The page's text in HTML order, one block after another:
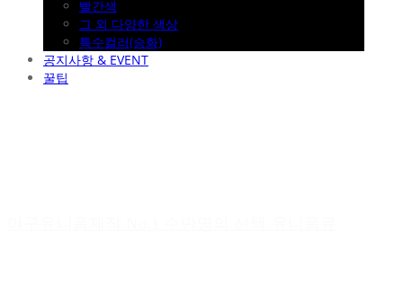
빨간색
그 외 다양한 색상
특수컬러(승화)
공지사항 & EVENT
꿀팁